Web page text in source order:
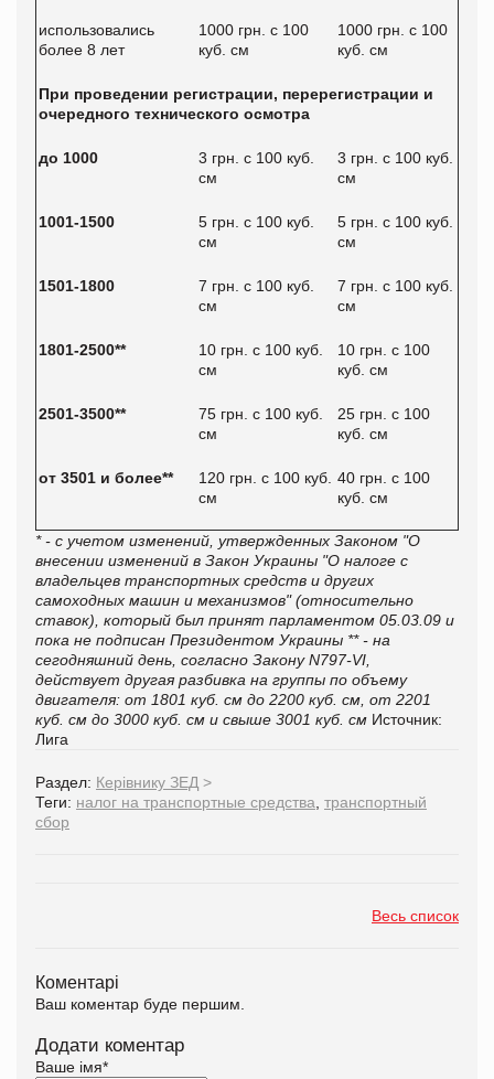
использовались
более 8 лет
1000 грн. с 100
куб. см
1000 грн. с 100
куб. см
При проведении регистрации, перерегистрации и
очередного технического осмотра
до 1000
3 грн. с 100 куб.
см
3 грн. с 100 куб.
см
1001-1500
5 грн. с 100 куб.
см
5 грн. с 100 куб.
см
1501-1800
7 грн. с 100 куб.
см
7 грн. с 100 куб.
см
1801-2500**
10 грн. с 100 куб.
см
10 грн. с 100
куб. см
2501-3500**
75 грн. с 100 куб.
см
25 грн. с 100
куб. см
от 3501 и более**
120 грн. с 100 куб.
см
40 грн. с 100
куб. см
* - с учетом изменений, утвержденных Законом "О
внесении изменений в Закон Украины "О налоге с
владельцев транспортных средств и других
самоходных машин и механизмов" (относительно
ставок), который был принят парламентом 05.03.09 и
пока не подписан Президентом Украины ** - на
сегодняшний день, согласно Закону N797-VІ,
действует другая разбивка на группы по объему
двигателя: от 1801 куб. см до 2200 куб. см, от 2201
куб. см до 3000 куб. см и свыше 3001 куб. см Источник:
Лига
Раздел: Керівнику ЗЕД >
Теги: налог на транспортные средства транспортный
сбор
Весь список
Коментарі
Ваш коментар буде першим.
Додати коментар
Ваше імя*